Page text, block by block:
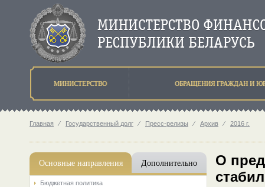
МИНИСТЕРСТВО ОБРАЩЕНИЯ ГРАЖДАН И
Главная ⁄ Государственный долг ⁄ Пресс-релизы ⁄ Архив ⁄ 2016 г.
Основные направления Дополнительно
Бюджетная политика
О